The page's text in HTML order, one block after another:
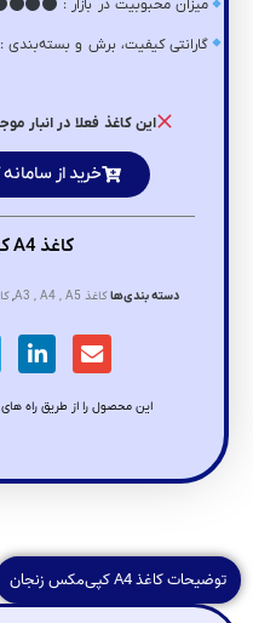
میزان محبوبیت در بازار :
گارانتی کیفیت، برش و بسته‌بندی :
این کاغذ فعلا در انبار
خرید از
کاغذ A4 کپی‌مکس زنجان
دسته بندی‌ها کاغذ A3 , A4 , A5 ,
این محصول را از طریق راه های
توضیحات کاغذ A4 کپی‌مکس زنجان